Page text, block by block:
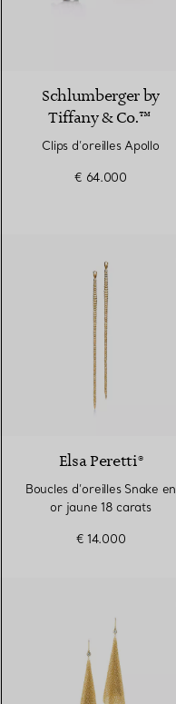
Schlumberger by
Tiffany & Co.™
Clips d’oreilles Apollo
€ 64.000
Elsa Peretti®
Boucles d’oreilles Snake en
or jaune 18 carats
€ 14.000